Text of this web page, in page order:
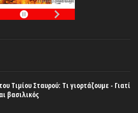
Τιμίου Σταυρού: Τι γιορτάζουμε - Γιατί
βασιλικός